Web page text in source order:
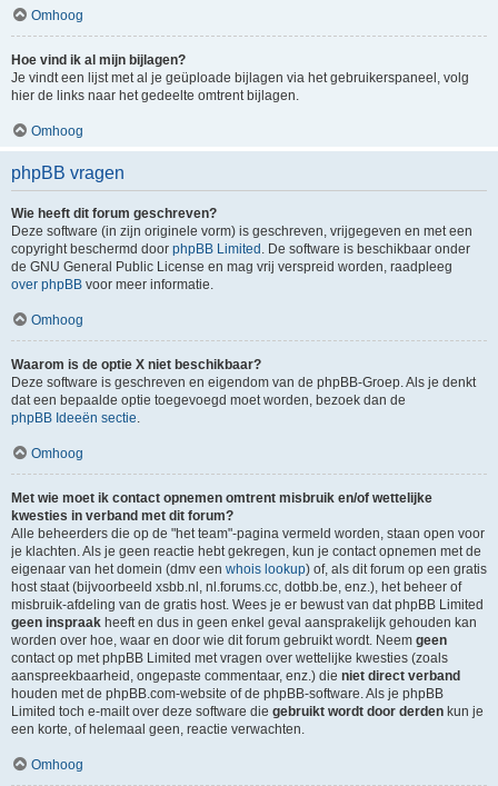
Omhoog
Hoe vind ik al mijn bijlagen?
Je vindt een lijst met al je geüploade bijlagen via het gebruikerspaneel, volg
hier de links naar het gedeelte omtrent bijlagen.
Omhoog
phpBB vragen
Wie heeft dit forum geschreven?
Deze software (in zijn originele vorm) is geschreven, vrijgegeven en met een
copyright beschermd door phpBB Limited . De software is beschikbaar onder
de GNU General Public License en mag vrij verspreid worden, raadpleeg
over phpBB voor meer informatie.
Omhoog
Waarom is de optie X niet beschikbaar?
Deze software is geschreven en eigendom van de phpBB-Groep. Als je denkt
dat een bepaalde optie toegevoegd moet worden, bezoek dan de
phpBB Ideeën sectie.
Omhoog
Met wie moet ik contact opnemen omtrent misbruik en/of wettelijke
kwesties in verband met dit forum?
Alle beheerders die op de "het team"-pagina vermeld worden, staan open voor
je klachten. Als je geen reactie hebt gekregen, kun je contact opnemen met de
eigenaar van het domein (dmv een whois lookup) of, als dit forum op een gratis
host staat (bijvoorbeeld xsbb.nl, nl.forums.cc, dotbb.be, enz.), het beheer of
misbruik-afdeling van de gratis host. Wees je er bewust van dat phpBB Limited
geen inspraak heeft en dus in geen enkel geval aansprakelijk gehouden kan
worden over hoe, waar en door wie dit forum gebruikt wordt. Neem geen
contact op met phpBB Limited met vragen over wettelijke kwesties (zoals
aanspreekbaarheid, ongepaste commentaar, enz.) die niet direct verband
houden met de phpBB.com-website of de phpBB-software. Als je phpBB
Limited toch e-mailt over deze software die gebruikt wordt door derden kun je
een korte, of helemaal geen, reactie verwachten.
Omhoog